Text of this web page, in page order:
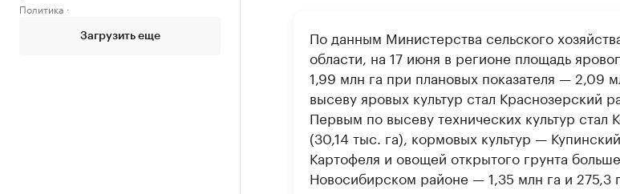
Политика
Загрузить еще
По данным Министерства сельского
области, на 17 июня в регионе площадь
1,99 млн га при плановых показателя — 2,09
высеву яровых культур стал Краснозерский
Первым по высеву технических культур стал
(30,14 тыс. га), кормовых культур —
Картофеля и овощей открытого грунта
Новосибирском районе — 1,35 млн га и 275,3